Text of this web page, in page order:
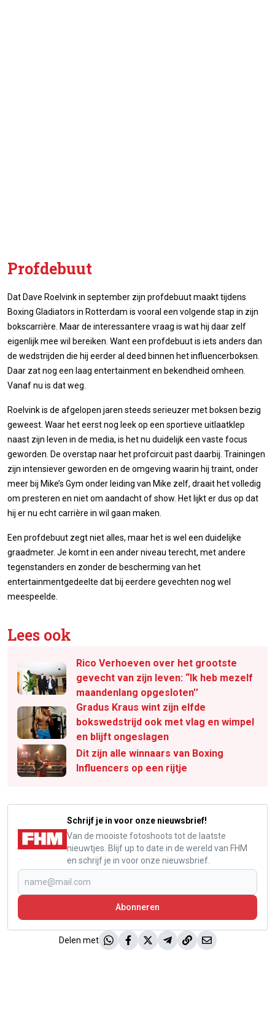
Profdebuut
Dat Dave Roelvink in september zijn profdebuut maakt tijdens
Boxing Gladiators in Rotterdam is vooral een volgende stap in zijn
bokscarrière. Maar de interessantere vraag is wat hij daar zelf
eigenlijk mee wil bereiken. Want een profdebuut is iets anders dan
de wedstrijden die hij eerder al deed binnen het influencerboksen.
Daar zat nog een laag entertainment en bekendheid omheen.
Vanaf nu is dat weg.
Roelvink is de afgelopen jaren steeds serieuzer met boksen bezig
geweest. Waar het eerst nog leek op een sportieve uitlaatklep
naast zijn leven in de media, is het nu duidelijk een vaste focus
geworden. De overstap naar het profcircuit past daarbij. Trainingen
zijn intensiever geworden en de omgeving waarin hij traint, onder
meer bij Mike’s Gym onder leiding van Mike zelf, draait het volledig
om presteren en niet om aandacht of show. Het lijkt er dus op dat
hij er nu echt carrière in wil gaan maken.
Een profdebuut zegt niet alles, maar het is wel een duidelijke
graadmeter. Je komt in een ander niveau terecht, met andere
tegenstanders en zonder de bescherming van het
entertainmentgedeelte dat bij eerdere gevechten nog wel
meespeelde.
Lees ook
Rico Verhoeven over het grootste
gevecht van zijn leven: “Ik heb mezelf
maandenlang opgesloten’’
Gradus Kraus wint zijn elfde
bokswedstrijd ook met vlag en wimpel
en blijft ongeslagen
Dit zijn alle winnaars van Boxing
Influencers op een rijtje
Schrijf je in voor onze nieuwsbrief!
Van de mooiste fotoshoots tot de laatste
nieuwtjes. Blijf up to date in de wereld van FHM
en schrijf je in voor onze nieuwsbrief.
Abonneren
Delen met